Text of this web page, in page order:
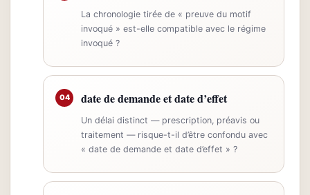
La chronologie tirée de « preuve du motif
invoqué » est-elle compatible avec le régime
invoqué ?
04 date de demande et date d’effet
Un délai distinct — prescription, préavis ou
traitement — risque-t-il d’être confondu avec
« date de demande et date d’effet » ?